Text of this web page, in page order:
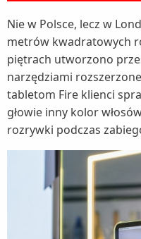
Nie w Polsce, lecz w
metrów kwadratowych
piętrach utworzono
narzędziami
tabletom Fire klienci
głowie inny kolor
rozrywki podczas